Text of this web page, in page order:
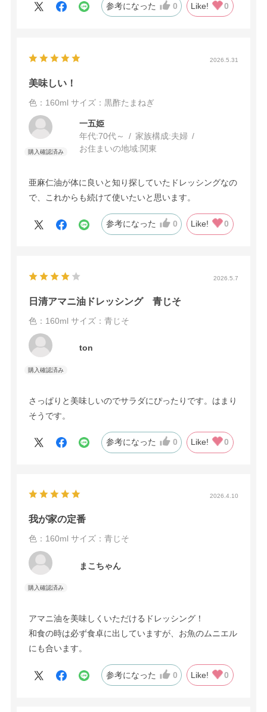
参考になった 0 Like! 0
2026.5.31
美味しい！
色：160ml サイズ：黒酢たまねぎ
一五姫
年代:70代～ 家族構成:夫婦
お住まいの地域:関東
亜麻仁油が体に良いと知り探していたドレッシングなの
で、これからも続けて使いたいと思います。
参考になった 0 Like! 0
2026.5.7
日清アマニ油ドレッシング 青じそ
色：160ml サイズ：青じそ
ton
さっぱりと美味しいのでサラダにぴったりです。はまり
そうです。
参考になった 0 Like! 0
2026.4.10
我が家の定番
色：160ml サイズ：青じそ
まこちゃん
アマニ油を美味しくいただけるドレッシング！
和食の時は必ず食卓に出していますが、お魚のムニエル
にも合います。
参考になった 0 Like! 0